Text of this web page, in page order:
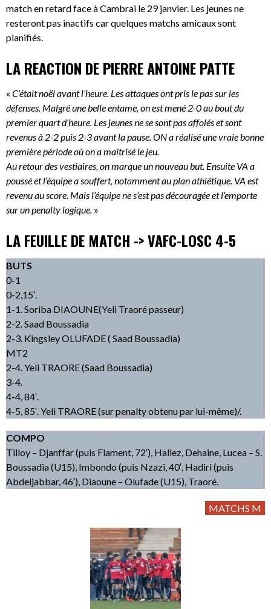
match en retard face à Cambrai le 29 janvier. Les jeunes ne
resteront pas inactifs car quelques matchs amicaux sont
planifiés.
LA REACTION DE PIERRE ANTOINE PATTE
« C’était noël avant l’heure. Les attaques ont pris le pas sur les
défenses. Malgré une belle entame, on est mené 2-0 au bout du
premier quart d’heure. Les jeunes ne se sont pas affolés et sont
revenus à 2-2 puis 2-3 avant la pause. ON a réalisé une vraie bonne
première période où on a maîtrisé le jeu.
Au retour des vestiaires, on marque un nouveau but. Ensuite VA a
poussé et l’équipe a souffert, notamment au plan athlétique. VA est
revenu au score. Mais l’équipe ne s’est pas découragée et l’emporte
sur un penalty logique. »
LA FEUILLE DE MATCH -> VAFC-LOSC 4-5
BUTS
0-1
0-2,15′.
1-1. Soriba DIAOUNE(Yeli Traoré passeur)
2-2. Saad Boussadia
2-3. Kingsley OLUFADE ( Saad Boussadia)
MT2
2-4. Yeli TRAORE (Saad Boussadia)
3-4.
4-4, 84′.
4-5, 85′. Yeli TRAORE (sur penalty obtenu par lui-même)/.
COMPO
Tilloy – Djanffar (puis Flament, 72′), Hallez, Dehaine, Lucea – S.
Boussadia (U15), Imbondo (puis Nzazi, 40′, Hadiri (puis
Abdeljabbar, 46′), Diaoune – Olufade (U15), Traoré.
MATCHS M